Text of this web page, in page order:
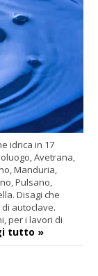
idrica in 17
Avetrana,
Manduria,
Pulsano,
Disagi che
autoclave.
per i lavori di
tutto »